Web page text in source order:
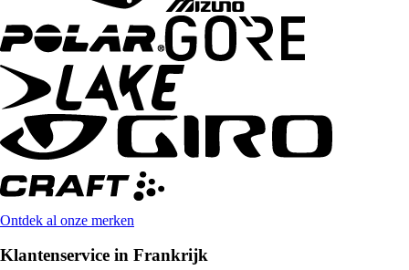
Ontdek al onze merken
Klantenservice in Frankrijk